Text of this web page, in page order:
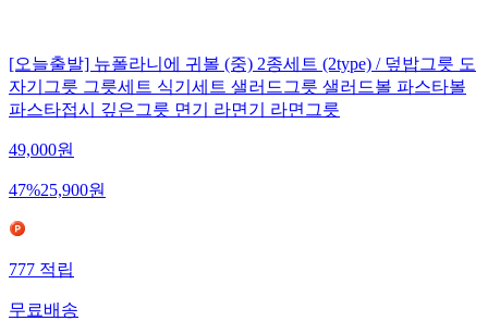
[오늘출발] 뉴폴라니에 귀볼 (중) 2종세트 (2type) / 덮밥그릇 도
자기그릇 그릇세트 식기세트 샐러드그릇 샐러드볼 파스타볼
파스타접시 깊은그릇 면기 라면기 라면그릇
49,000원
47%25,900원
777 적립
무료배송